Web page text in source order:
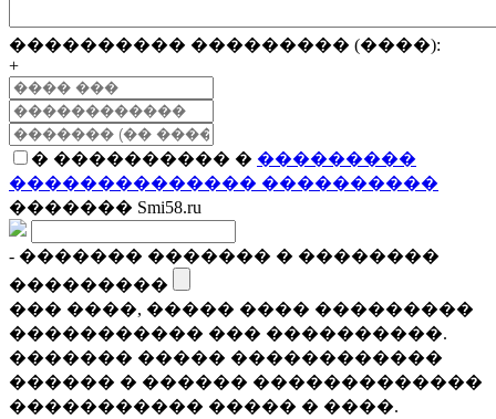
���������� ��������� (����):
+
� ���������� � ���������
�������������� ����������
������� Smi58.ru
- ������� ������� � ��������
���������
��� ����, ����� ���� ���������
����������� ��� ����������.
������� ����� ������������
������ � ������ �������������
����������� ����� � ����.